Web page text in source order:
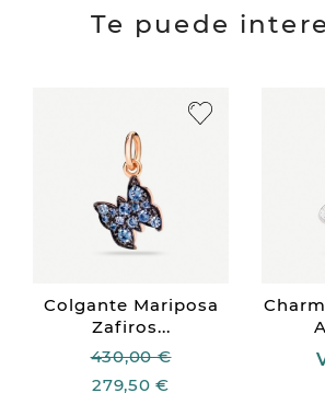
Te puede
Colgante Mariposa
Zafiros...
430,00 €
279,50 €